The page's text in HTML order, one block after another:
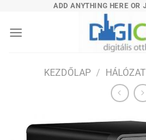
content
ADD ANYTHING HERE OR
KEZDŐLAP /